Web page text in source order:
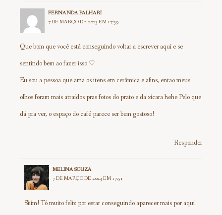
FERNANDA PALHARI
7 DE MARÇO DE 2023 EM 17:39
Que bom que você está conseguindo voltar a escrever aqui e se
sentindo bem ao fazer isso ♡
Eu sou a pessoa que ama os itens em cerâmica e afins, então meus
olhos foram mais atraídos pras fotos do prato e da xícara hehe Pelo que
dá pra ver, o espaço do café parece ser bem gostoso!
Responder
MELINA SOUZA
7 DE MARÇO DE 2023 EM 17:51
Siiim! Tô muito feliz por estar conseguindo aparecer mais por aqui